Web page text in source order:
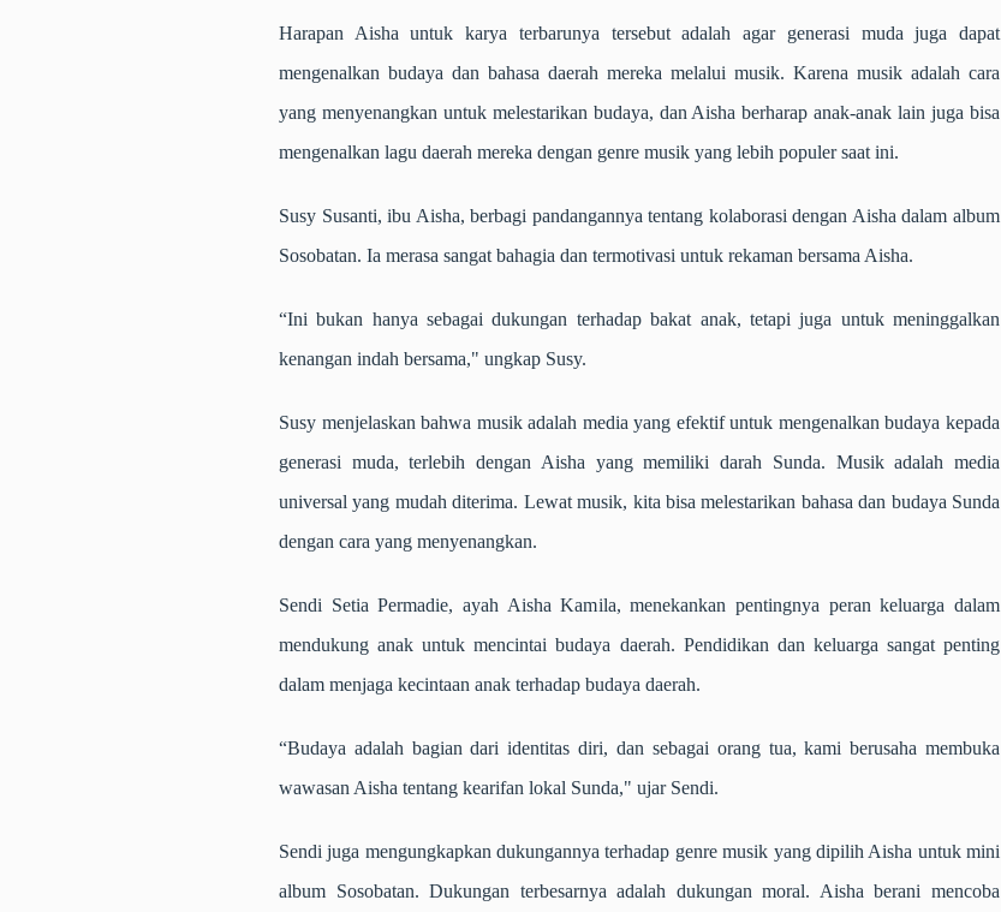
Harapan Aisha untuk karya terbarunya tersebut adalah agar generasi muda juga dapat
mengenalkan budaya dan bahasa daerah mereka melalui musik. Karena musik adalah cara
yang menyenangkan untuk melestarikan budaya, dan Aisha berharap anak-anak lain juga bisa
mengenalkan lagu daerah mereka dengan genre musik yang lebih populer saat ini.
Susy Susanti, ibu Aisha, berbagi pandangannya tentang kolaborasi dengan Aisha dalam album
Sosobatan. Ia merasa sangat bahagia dan termotivasi untuk rekaman bersama Aisha.
“Ini bukan hanya sebagai dukungan terhadap bakat anak, tetapi juga untuk meninggalkan
kenangan indah bersama," ungkap Susy.
Susy menjelaskan bahwa musik adalah media yang efektif untuk mengenalkan budaya kepada
generasi muda, terlebih dengan Aisha yang memiliki darah Sunda. Musik adalah media
universal yang mudah diterima. Lewat musik, kita bisa melestarikan bahasa dan budaya Sunda
dengan cara yang menyenangkan.
Sendi Setia Permadie, ayah Aisha Kamila, menekankan pentingnya peran keluarga dalam
mendukung anak untuk mencintai budaya daerah. Pendidikan dan keluarga sangat penting
dalam menjaga kecintaan anak terhadap budaya daerah.
“Budaya adalah bagian dari identitas diri, dan sebagai orang tua, kami berusaha membuka
wawasan Aisha tentang kearifan lokal Sunda," ujar Sendi.
Sendi juga mengungkapkan dukungannya terhadap genre musik yang dipilih Aisha untuk mini
album Sosobatan. Dukungan terbesarnya adalah dukungan moral. Aisha berani mencoba